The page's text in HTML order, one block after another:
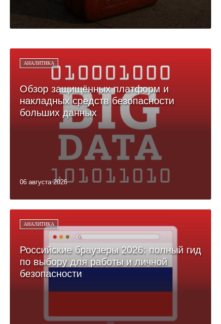
АНАЛИТИКА
Обзор защищённых платформ и
накладных средств безопасности
больших данных
06 августа 2026
АНАЛИТИКА
Российские браузеры 2026: полный гид
по выбору для работы и личной
безопасности